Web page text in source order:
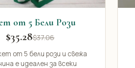
от 5 Бели Рози
$35.28$37.06
от 5 бели рози и свежа
е идеален за всеки